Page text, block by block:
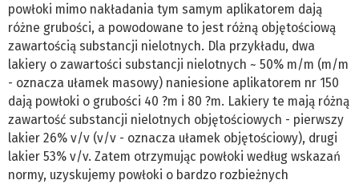
powłoki mimo nakładania tym samym aplikatorem dają
różne grubości, a powodowane to jest różną objętościową
zawartością substancji nielotnych. Dla przykładu, dwa
lakiery o zawartości substancji nielotnych ~ 50% m/m (m/m
- oznacza ułamek masowy) naniesione aplikatorem nr 150
dają powłoki o grubości 40 ?m i 80 ?m. Lakiery te mają różną
zawartość substancji nielotnych objętościowych - pierwszy
lakier 26% v/v (v/v - oznacza ułamek objętościowy), drugi
lakier 53% v/v. Zatem otrzymując powłoki według wskazań
normy, uzyskujemy powłoki o bardzo rozbieżnych